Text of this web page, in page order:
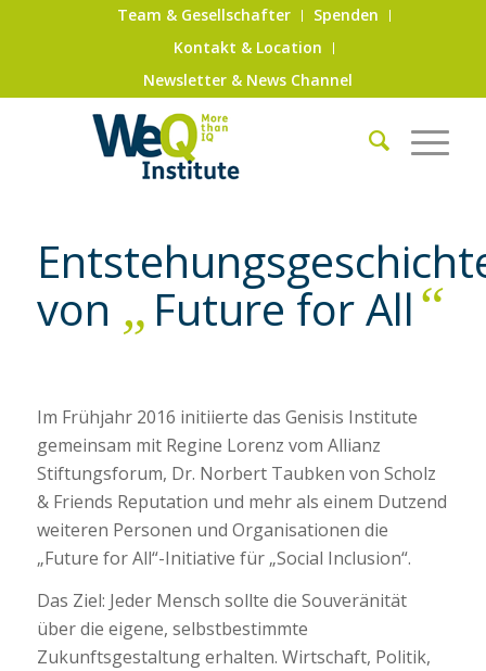
Team & Gesellschafter
Spenden
Kontakt & Location
Newsletter & News Channel
von „ Future for All“
Im Frühjahr 2016 initiierte das Genisis Institute
gemeinsam mit Regine Lorenz vom Allianz
Stiftungsforum, Dr. Norbert Taubken von Scholz
& Friends Reputation und mehr als einem Dutzend
weiteren Personen und Organisationen die
„Future for All“-Initiative für „Social Inclusion“.
Das Ziel: Jeder Mensch sollte die Souveränität
über die eigene, selbstbestimmte
Zukunftsgestaltung erhalten. Wirtschaft, Politik,